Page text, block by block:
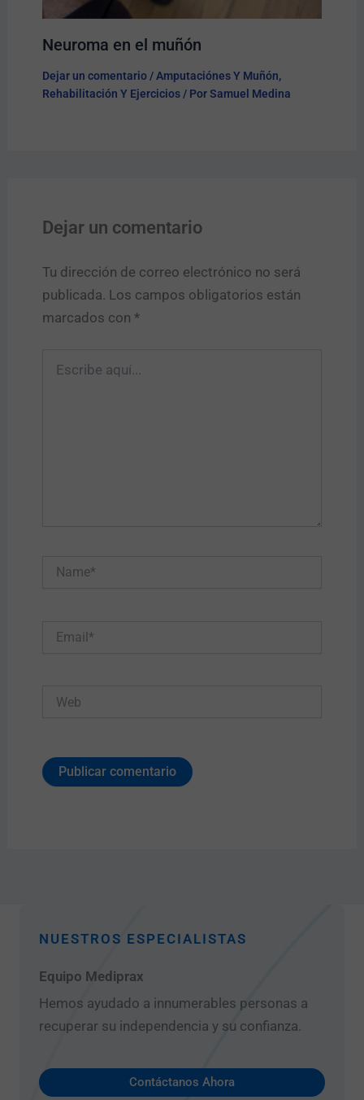
Neuroma en el muñón
Dejar un comentario /Amputaciónes Y Muñón,
Rehabilitación Y Ejercicios/ PorSamuel Medina
Dejar un comentario
Tu dirección de correo electrónico no será
publicada. Los campos obligatorios están
marcados con *
aquí...
NUESTROS ESPECIALISTAS
Equipo Mediprax
Hemos ayudado a innumerables personas a
recuperar su independencia y su confianza.
Contáctanos Ahora